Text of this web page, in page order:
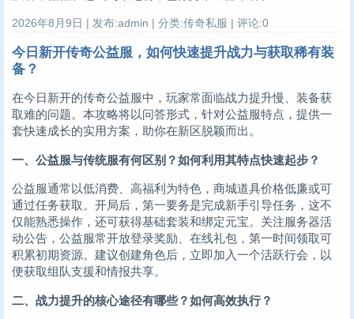
2026年8月9日 | 发布:admin | 分类:传奇私服 | 评论:0
今日新开传奇公益服，如何快速提升战力与获取稀有装
备？
在今日新开的传奇公益服中，玩家常面临战力提升慢、装备获
取难的问题。本攻略将以问答形式，针对公益服特点，提供一
套快速成长的实用方案，助你在新区脱颖而出。
一、公益服与传统服有何区别？如何利用其特点快速起步？
公益服通常以低消费、高福利为特色，商城道具价格低廉或可
通过任务获取。开局后，第一要务是完成新手引导任务，这不
仅能熟悉操作，还可获得基础套装和绑定元宝。关注服务器活
动公告，公益服常开放登录奖励、在线礼包，第一时间领取可
积累初期资源。建议创建角色后，立即加入一个活跃行会，以
便获取组队支援和情报共享。
二、战力提升的核心途径有哪些？如何高效执行？